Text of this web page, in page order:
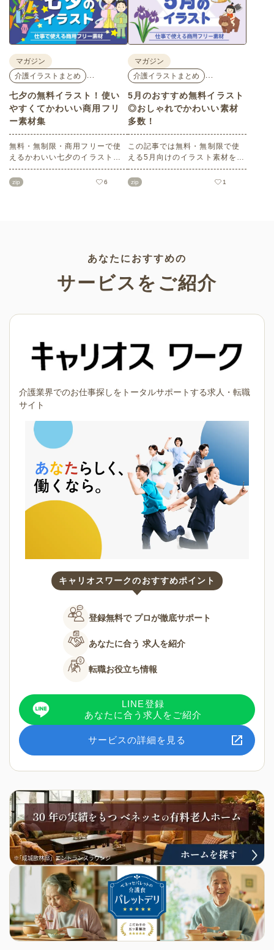
レットなどで使いやすいテイス
トなので、ぜひご活用くださ
い。
マガジン
介護イラストまとめ
七夕の無料イラスト！使い
やすくてかわいい商用フリ
ー素材集
無料・無制限・商用フリーで使
えるかわいい七夕のイラスト素
材をご紹介します。短冊の印刷
用テンプレート、飾り文字、使
zip 6
マガジン
介護イラストまとめ
5月のおすすめ無料イラスト
◎おしゃれでかわいい素材
多数！
この記事では無料・無制限で使
える5月向けのイラスト素材を多
数ご紹介します。商用フリーの
可愛くておしゃれなイラスト素
さい！
zip 1
あなたにおすすめの
サービスをご紹介
介護業界でのお仕事探しをトータルサポートする求人・転職
サイト
キャリオスワークのおすすめポイント
登録無料で プロが徹底サポート
あなたに合う 求人を紹介
転職お役立ち情報
LINE登録
あなたに合う求人をご紹介
サービスの詳細を見る